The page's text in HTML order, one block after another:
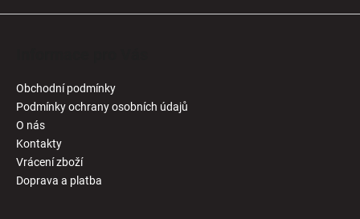
Obchodní podmínky
Podmínky ochrany osobních údajů
O nás
Kontakty
Vrácení zboží
Doprava a platba